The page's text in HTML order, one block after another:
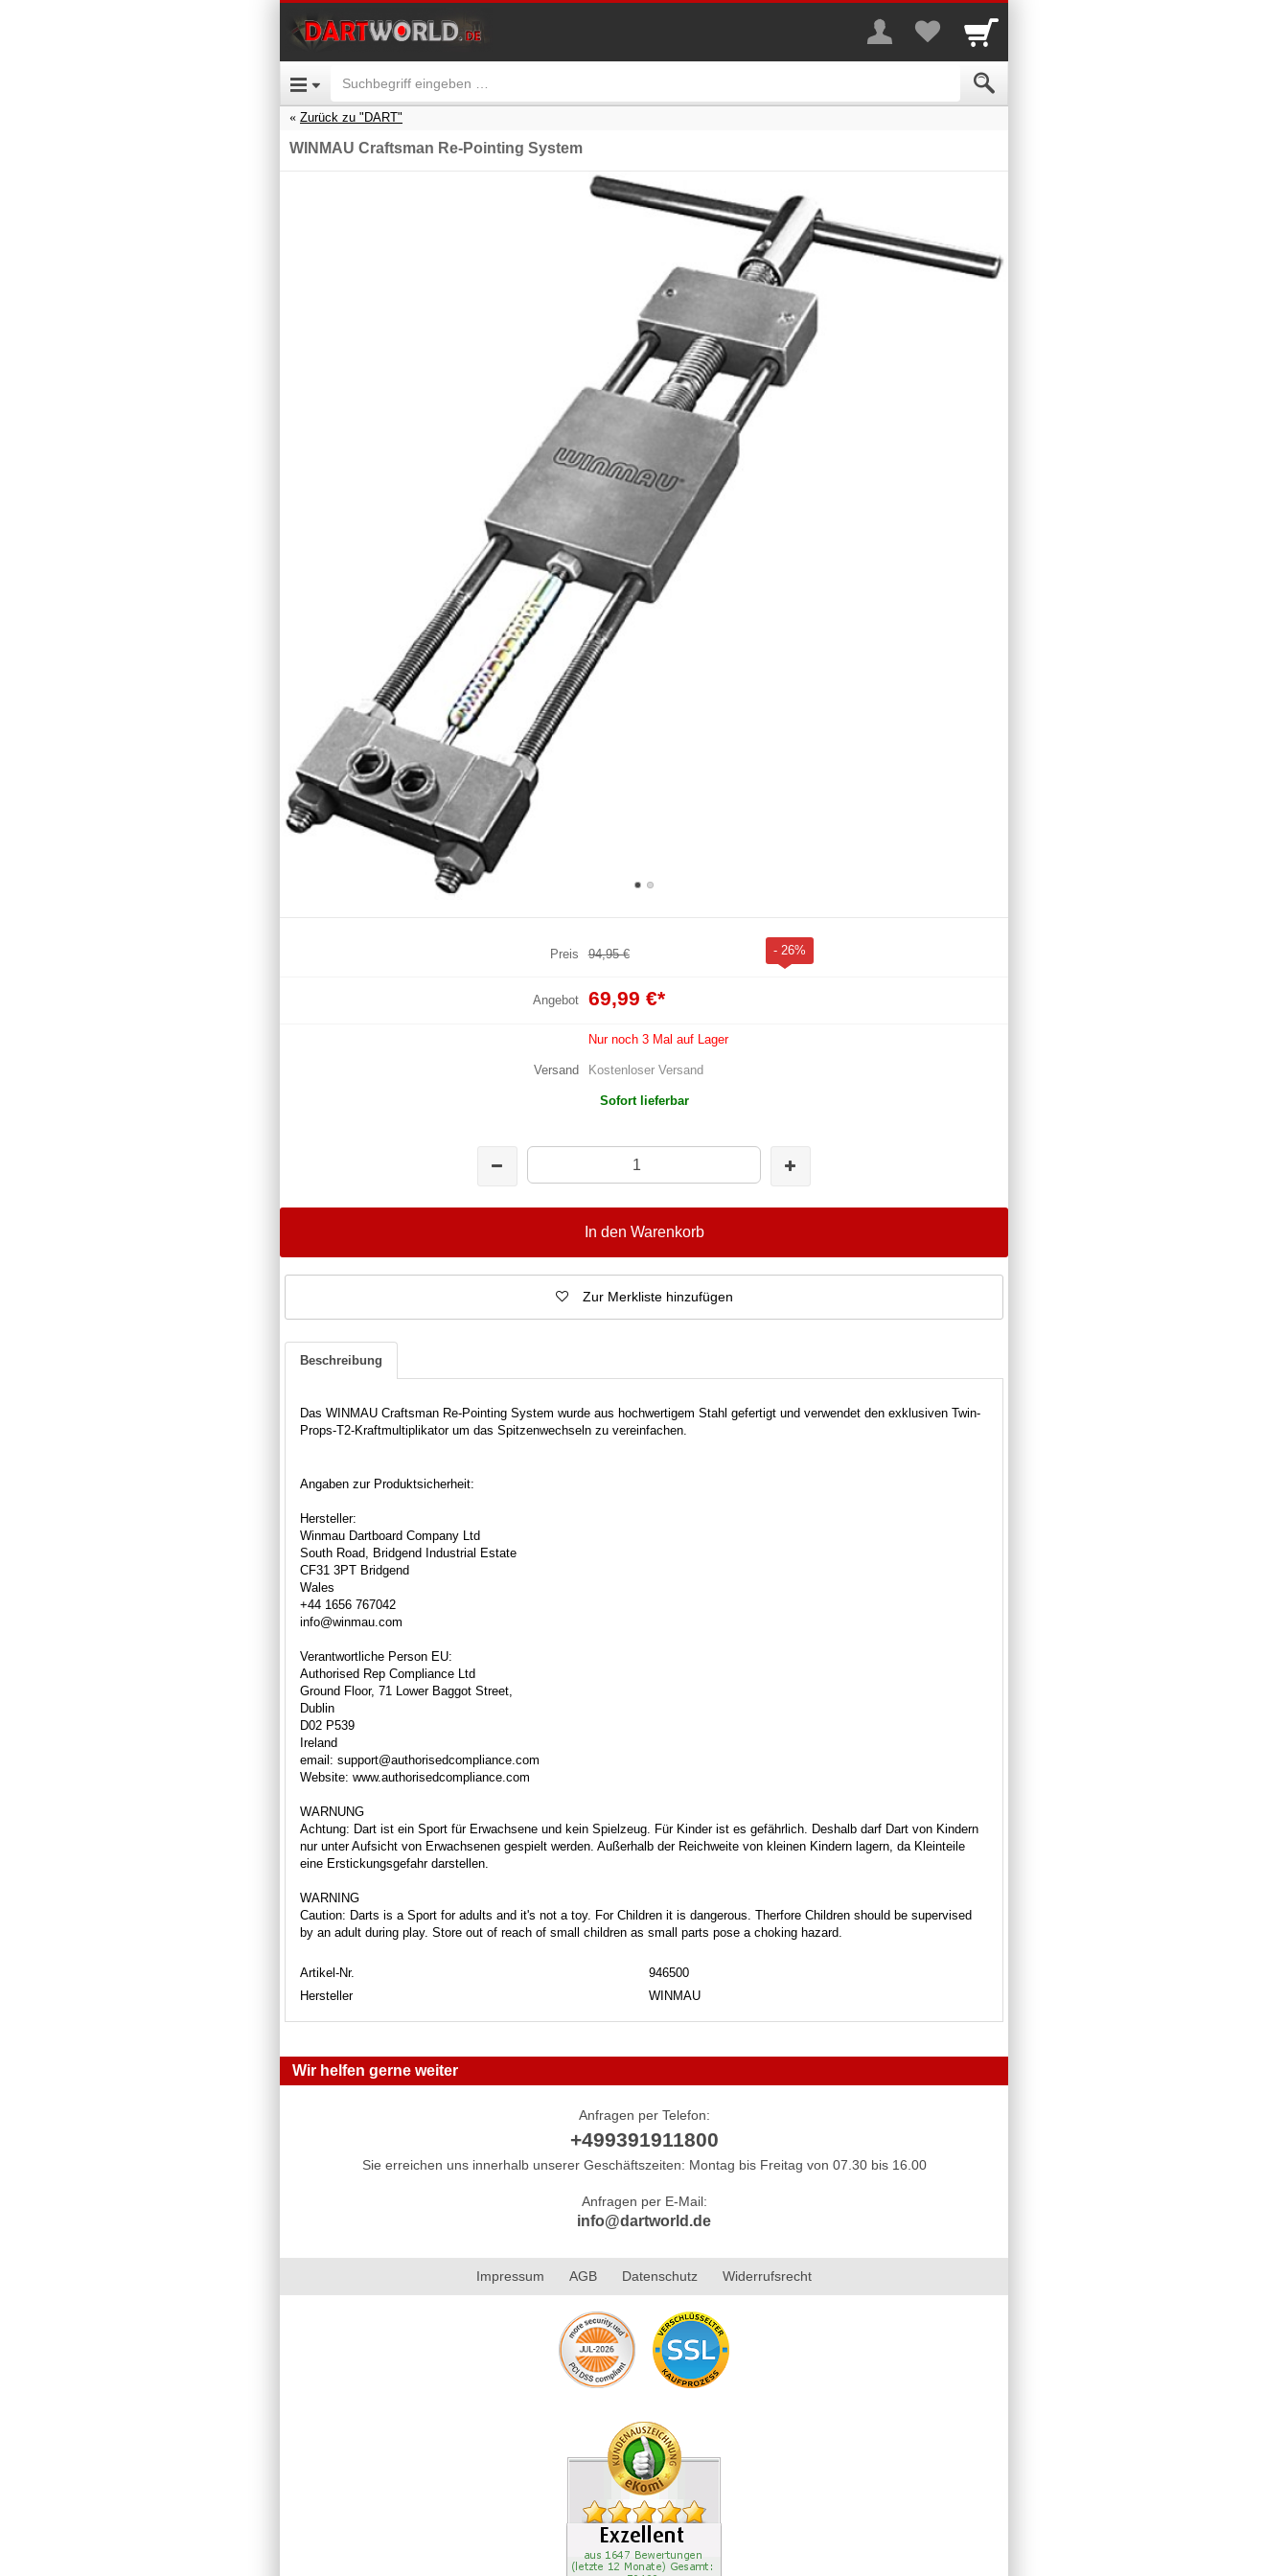
Zurück zu "DART"
WINMAU Craftsman Re-Pointing System
Preis 94,95 € - 26%
Angebot 69,99 €*
Nur noch 3 Mal auf Lager
Versand Kostenloser Versand
Sofort lieferbar
In den Warenkorb
Zur Merkliste hinzufügen
Beschreibung
Das WINMAU Craftsman Re-Pointing System wurde aus hochwertigem Stahl gefertigt und verwendet den exklusiven Twin-
Props-T2-Kraftmultiplikator um das Spitzenwechseln zu vereinfachen.
Angaben zur Produktsicherheit:
Hersteller:
Winmau Dartboard Company Ltd
South Road, Bridgend Industrial Estate
CF31 3PT Bridgend
Wales
+44 1656 767042
info@winmau.com
Verantwortliche Person EU:
Authorised Rep Compliance Ltd
Ground Floor, 71 Lower Baggot Street,
Dublin
D02 P539
Ireland
email: support@authorisedcompliance.com
Website: www.authorisedcompliance.com
WARNUNG
Achtung: Dart ist ein Sport für Erwachsene und kein Spielzeug. Für Kinder ist es gefährlich. Deshalb darf Dart von Kindern
nur unter Aufsicht von Erwachsenen gespielt werden. Außerhalb der Reichweite von kleinen Kindern lagern, da Kleinteile
eine Erstickungsgefahr darstellen.
WARNING
Caution: Darts is a Sport for adults and it's not a toy. For Children it is dangerous. Therfore Children should be supervised
by an adult during play. Store out of reach of small children as small parts pose a choking hazard.
Artikel-Nr.
946500
Hersteller
WINMAU
Wir helfen gerne weiter
Anfragen per Telefon:
+499391911800
Sie erreichen uns innerhalb unserer Geschäftszeiten: Montag bis Freitag von 07.30 bis 16.00
Anfragen per E-Mail:
info@dartworld.de
Impressum AGB Datenschutz Widerrufsrecht